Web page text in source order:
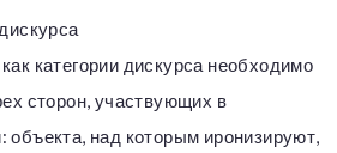
категории дискурса необходимо
сторон, участвующих в
объекта, над которым иронизируют,